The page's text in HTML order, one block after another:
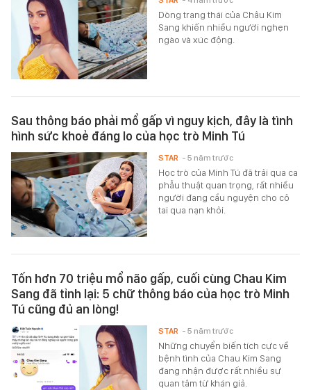
Dòng trạng thái của Châu Kim
Sang khiến nhiều người nghẹn
ngào và xúc động.
Sau thông báo phải mổ gấp vì nguy kịch, đây là tình
hình sức khoẻ đáng lo của học trò Minh Tú
Học trò của Minh Tú đã trải qua ca
phẫu thuật quan trọng, rất nhiều
người đang cầu nguyện cho cô
tai qua nạn khỏi.
STAR - 5 năm trước
Tốn hơn 70 triệu mổ não gấp, cuối cùng Chau Kim
Sang đã tỉnh lại: 5 chữ thông báo của học trò Minh
Tú cũng đủ an lòng!
Những chuyển biến tích cực về
bệnh tình của Chau Kim Sang
đang nhận được rất nhiều sự
quan tâm từ khán giả.
STAR - 5 năm trước